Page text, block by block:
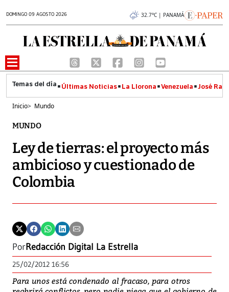
DOMINGO 09 AGOSTO 2026 32.7°C | PANAMÁ
Últimas Noticias La Llorona Venezuela José
Inicio> Mundo
MUNDO
Ley de tierras: el proyecto más
ambicioso y cuestionado de
Colombia
PorRedacción Digital La Estrella
25/02/2012 16:56
Para unos está condenado al fracaso, para otros